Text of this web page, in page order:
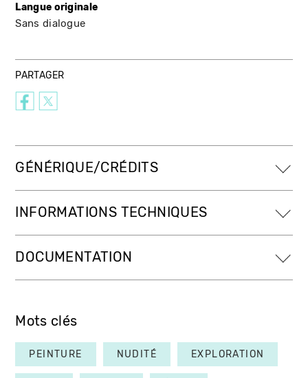
Langue originale
Sans dialogue
PARTAGER
GÉNÉRIQUE/CRÉDITS
INFORMATIONS TECHNIQUES
DOCUMENTATION
Mots clés
PEINTURE NUDITÉ EXPLORATION